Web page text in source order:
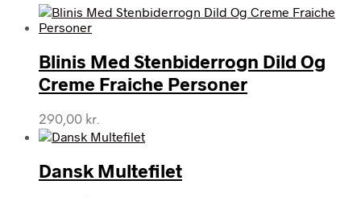
Blinis Med Stenbiderrogn Dild Og
Creme Fraiche Personer
290,00 kr.
Dansk Multefilet